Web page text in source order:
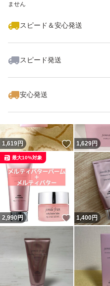
ません
スピード＆安心発送
スピード発送
安心発送
1,619円 いいね！
1,629円
2,990円 いいね！
最大10%対象
1,400円